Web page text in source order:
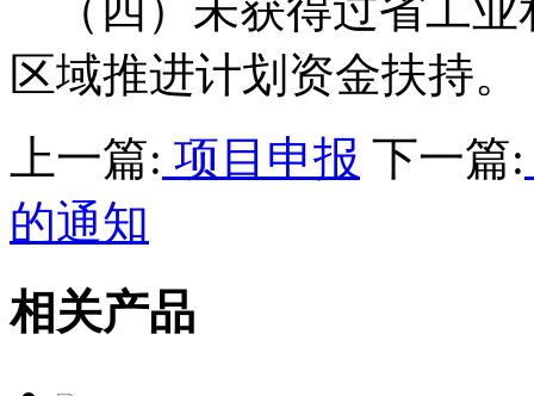
区域推进计划资金扶持。
上一篇: 项目申报 下一篇:
的通知
相关产品